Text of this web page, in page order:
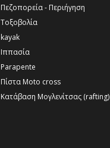
Πεζοπορεία - Περιήγηση
Τοξοβολία
kayak
Ιππασία
Parapente
Πίστα Moto cross
Κατάβαση Μογλενίτσας (rafting)